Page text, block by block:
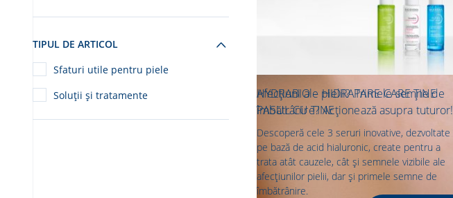
TIPUL DE ARTICOL
Sfaturi utile pentru piele
Soluții și tratamente
HYDRABIO – HIDRATARE CARE ȚINE
PASUL CU TINE
Afecțiuni ale pielii? Primele semne de
îmbătrânire? Acționează asupra tuturor!
Descoperă cele 3 seruri inovative, dezvoltate
pe bază de acid hialuronic, create pentru a
trata atât cauzele, cât și semnele vizibile ale
afecțiunilor pielii, dar și primele semne de
îmbătrânire.